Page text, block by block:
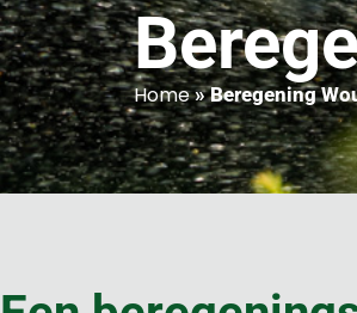
Home»Beregening